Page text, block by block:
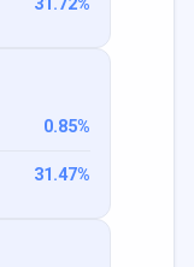
0.85%
31.47%